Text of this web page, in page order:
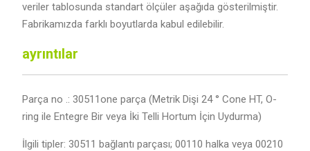
veriler tablosunda standart ölçüler aşağıda gösterilmiştir.
Fabrikamızda farklı boyutlarda kabul edilebilir.
ayrıntılar
Parça no .: 30511one parça (Metrik Dişi 24 ° Cone HT, O-
ring ile Entegre Bir veya İki Telli Hortum İçin Uydurma)
İlgili tipler: 30511 bağlantı parçası; 00110 halka veya 00210